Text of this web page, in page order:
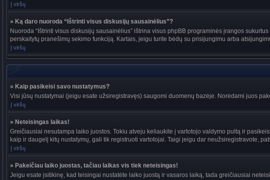
Į viršų
» Ką daro nuoroda “Ištrinti visus diskusijų sausainėlius”?
Nuoroda “Ištrinti visus diskusijų sausainėlius” ištrina visus phpBB programinės įrangos
perskaitytų pranešimų sekimo funkciją. Kartais, jeigu turite bėdų su prisijungimu arba
Į viršų
» Kaip pasikeisi savo nustatymus?
Visi jūsų nustatymai (jeigu esate užsiregistravęs) saugomi duomenų bazėje. Norėdami juos
Į viršų
» Neteisingas laikas!
Greičiausiai nesutampa laiko juostos. Tokiu atveju keliaukite į vartotojo valdymo pultą ir
kaip ir daugelį kitų nustatymų, gali tik registruoti vartotojai. Taigi jeigu dar neužsiregistravote,
Į viršų
» Pakeičiau laiko juostas, tačiau laikas vis tiek neteisingas!
Jeigu esate įsitikinę, kad teisingai nustatėte laiko juostą ir vasaros laiką, tada greičiausiai